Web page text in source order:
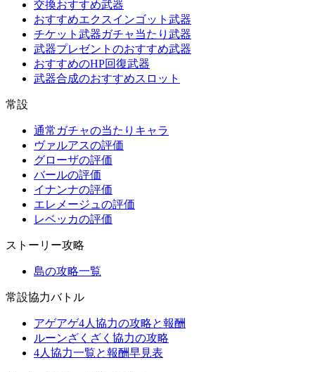
交換おすすめ武器
おすすめエクスインゴット武器
チケット武器ガチャ当たり武器
武器プレゼントのおすすめ武器
おすすめのHP回復武器
武器合成のおすすめスロット
常設
通常ガチャの当たりキャラ
ヴァルアスの評価
グローザの評価
バールの評価
イナンナの評価
エレメージュの評価
レベッカの評価
ストーリー攻略
島の攻略一覧
常設協力バトル
アゲアゲ4人協力の攻略と報酬
ルーンざくざく協力の攻略
4人協力一覧と報酬早見表